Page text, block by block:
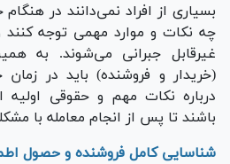
بسیاری از افراد نمی‌دانند در
چه نکات و موارد مهمی توجه کنند
غیرقابل جبرانی می‌شوند. به
(خریدار و فروشنده) باید در
درباره نکات مهم و حقوقی اولیه
باشند تا پس از انجام معامله با
شناسایی کامل فروشنده و حصول